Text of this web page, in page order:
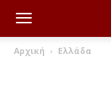
Αρχική Ελλάδα